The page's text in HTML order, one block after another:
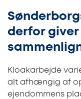
derfor
Kloakarbejde
alt afhængig af
ejendommens